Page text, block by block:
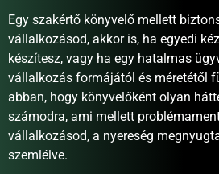
Egy szakértő könyvelő mellett
vállalkozásod, akkor is, ha egyedi
készítesz, vagy ha egy hatalmas
vállalkozás formájától és méretétől
abban, hogy könyvelőként olyan
számodra, ami mellett
vállalkozásod, a nyereség
szemlélve.